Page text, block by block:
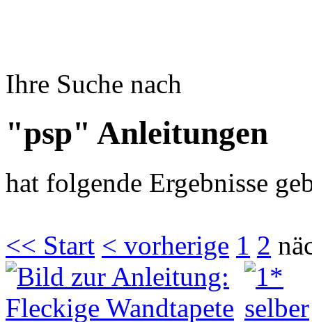
Ihre Suche nach
"psp" Anleitungen
hat folgende Ergebnisse
<< Start < vorherige 1 2